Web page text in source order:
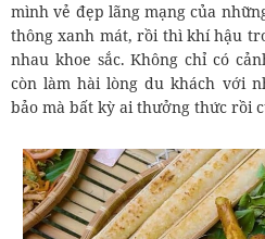
mình vẻ đẹp lãng mạng của
thông xanh mát, rồi thì khí hậu
nhau khoe sắc. Không chỉ có
còn làm hài lòng du khách với
bảo mà bất kỳ ai thưởng thức rồi